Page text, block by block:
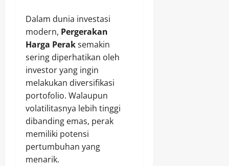
Dalam dunia investasi
modern, Pergerakan
Harga Peraksemakin
sering diperhatikan oleh
investor yang ingin
melakukan diversifikasi
portofolio. Walaupun
volatilitasnya lebih tinggi
dibanding emas, perak
memiliki potensi
pertumbuhan yang
menarik.